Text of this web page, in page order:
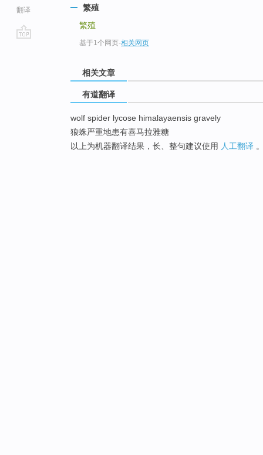
翻译
繁殖
繁殖
基于1个网页-相关网页
相关文章
有道翻译
wolf spider lycose himalayaensis gravely
狼蛛严重地患有喜马拉雅糖
以上为机器翻译结果，长、整句建议使用 人工翻译